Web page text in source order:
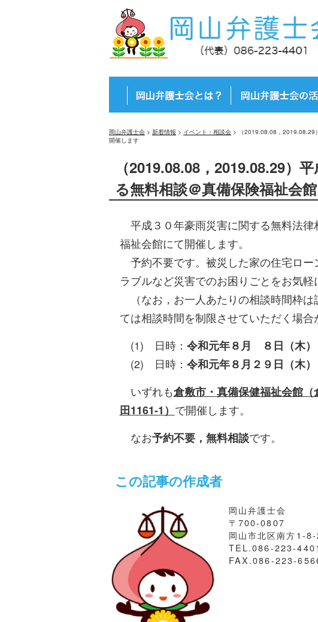
岡山弁護士会 > 新着情報 > イベント・相談会 >
（2019.08.08，2019.08.29
開催します
（2019.08.08，2019.08.29）
る無料相談＠真備保険福祉会
平成３０年豪雨災害に関する無料法
福祉会館にて開催します。
予約不要です。被災した家の住宅ロー
ラブルなど災害でのお困りごとをお気軽
（なお，お一人あたりの相談時間枠
ては相談時間を制限させていただく場合
(1) 日時： 令和元年８月 ８日（木
(2) 日時： 令和元年８月２９日（木
いずれも倉敷市・真備保健福祉会館
田1161-1） で開催します。
なお予約不要，無料相談です。
この記事の作成者
岡山弁護士会
〒700-0807
岡山市北区南方1-
TEL.086-223-
FAX.086-223-